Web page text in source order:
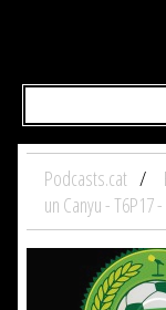
Podcasts.cat
un Canyu - T6P17